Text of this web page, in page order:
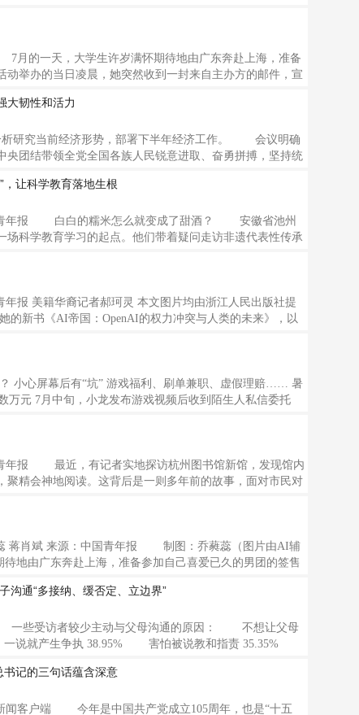
平总书记的重要论述，一起学习领会。
一天，大学生许岁满怀期待地由广东奔赴上海，准备
举办的当日凌晨，她突然收到一封来自主办方的邮件，宣
近一个半小时到达位于通州的演出场地后，却在寻找场馆
出因北京暴雨预警取消。 夏季是我国极端天气的高发
大韧性和活力
研究当前经济形势，部署下半年经济工作。 会议明确
央团结带领全党全国各族人民锐意进取、奋勇拼搏，坚持统
中的困难挑战，坚定信心，迎难而上，用好各种机遇和优
我国国内生产总值总量69.6万亿元，按不变价计算同比
，让科学教育落地生根
青年报 白白的糯米怎么就变成了甜酒？ 安徽省池州
科学教育学习的起点。他们带着疑问走访非遗代表性传承
刻酿造过程。整整一周，记录温湿度，看米饭泛起绒绒白
年报 美籍华裔记者郝珂灵 本文图片均由浙江人民出版社提
新书《AI帝国：OpenAI的权力冲突与人类的未来》，以
小心屏幕后有“坑” 游戏福利、刷单兼职、虚假理赔…… 暑
万元 7月中旬，小龙发布游戏视频后收到陌生人私信委托
5000元。 游戏类诈骗 7月5日，一名同学浏览游戏网页
青年报 最近，有记者实地探访杭州图书馆新馆，发现馆内
聚精会神地阅读。这背后是一则多年前的故事，面对市民对
一等。”如今，图书馆为“拾荒老人”立像，再次把“我们为
蕊 蒋肖斌 来源：中国青年报 制图：乔蕤蕊（图片由AI辅
由广东奔赴上海，准备参加自己喜爱已久的男团的签售
沟通“多接纳、缓否定、立边界”
些受访者较少主动与父母沟通的原因： 不想让父母
一说就产生争执 38.95% 害怕被说教和指责 35.35%
没共同话题 15.70% 其他 4.30%
的日
书记的三句话蕴含深意
闻客户端 今年是中国共产党成立105周年，也是“十五